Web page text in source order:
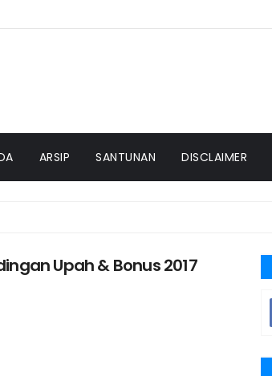
ARSIP SANTUNAN DISCLAIMER
Upah & Bonus 2017